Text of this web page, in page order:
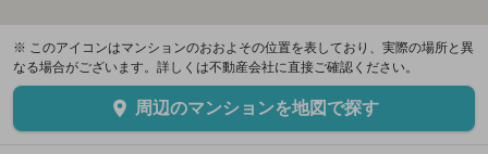
※ このアイコンはマンションのおおよその位置を表しており、実際の場所と異
なる場合がございます。詳しくは不動産会社に直接ご確認ください。
周辺のマンションを地図で探す